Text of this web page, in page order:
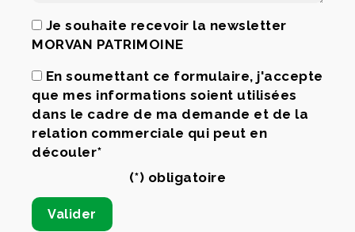
Je souhaite recevoir la newsletter
MORVAN PATRIMOINE
En soumettant ce formulaire, j'accepte
que mes informations soient utilisées
dans le cadre de ma demande et de la
relation commerciale qui peut en
découler*
(*) obligatoire